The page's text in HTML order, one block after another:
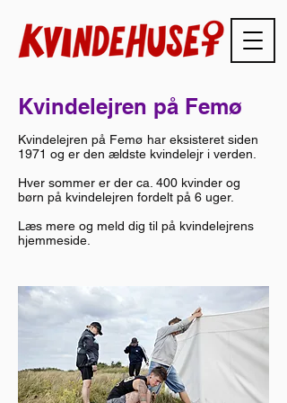
Kvindelejren på Femø
Kvindelejren på Femø har eksisteret siden
1971 og er den ældste kvindelejr i verden.
Hver sommer er der ca. 400 kvinder og
børn på kvindelejren fordelt på 6 uger.
Læs mere og meld dig til på kvindelejrens
hjemmeside.